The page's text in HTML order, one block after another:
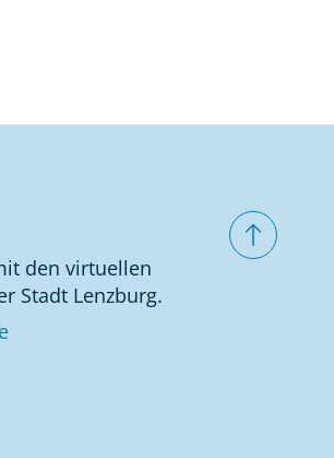
den virtuellen
Stadt Lenzburg.